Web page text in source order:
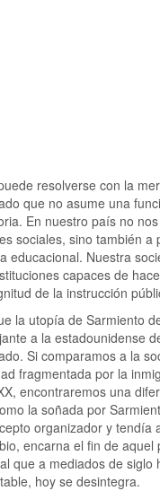
resolverse con la
que no asume una
En nuestro país no
sociales, sino también a
educacional. Nuestra
capaces de
de la instrucción
la utopía de Sarmiento
a la estadounidense
Si comparamos a la
fragmentada por la
encontraremos una
la soñada por
organizador y tendía
encarna el fin de aquel
que a mediados de siglo
hoy se desintegra.